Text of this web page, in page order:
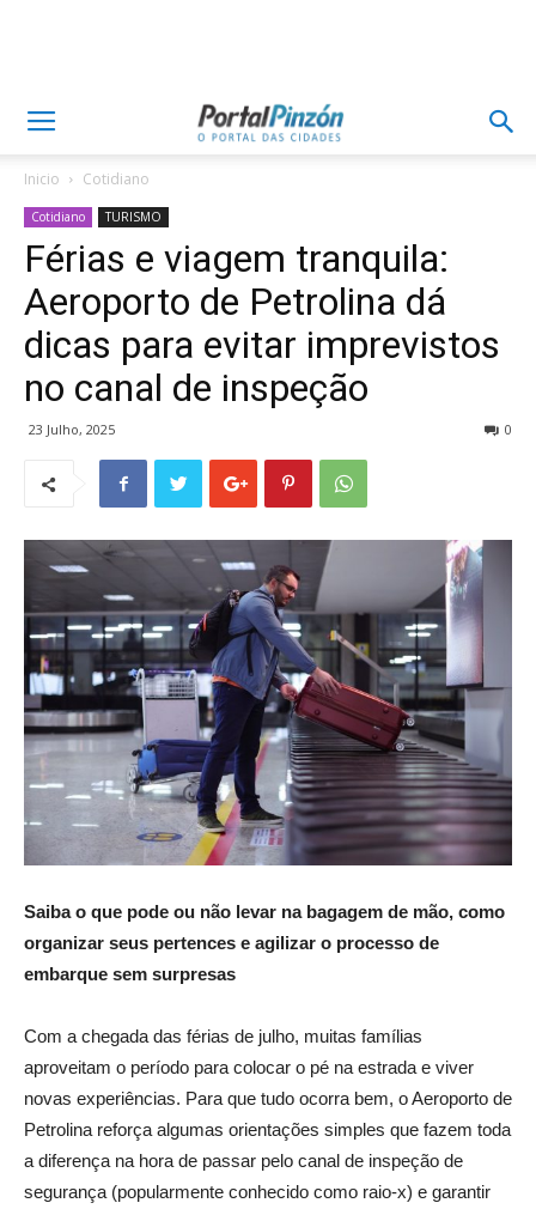
Inicio Cotidiano
Cotidiano TURISMO
Férias e viagem tranquila:
Aeroporto de Petrolina dá
dicas para evitar imprevistos
no canal de inspeção
23 Julho, 2025 0
Saiba o que pode ou não levar na bagagem de mão, como
organizar seus pertences e agilizar o processo de
embarque sem surpresas
Com a chegada das férias de julho, muitas famílias
aproveitam o período para colocar o pé na estrada e viver
novas experiências. Para que tudo ocorra bem, o Aeroporto de
Petrolina reforça algumas orientações simples que fazem toda
a diferença na hora de passar pelo canal de inspeção de
segurança (popularmente conhecido como raio-x) e garantir